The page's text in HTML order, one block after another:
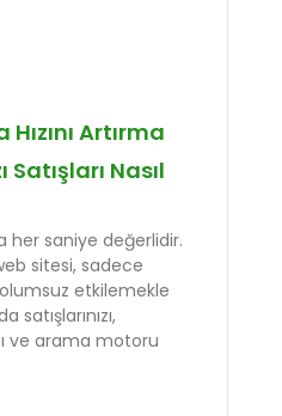
Artırma
Satışları Nasıl
her saniye değerlidir.
sitesi, sadece
etkilemekle
satışlarınızı,
ve arama motoru